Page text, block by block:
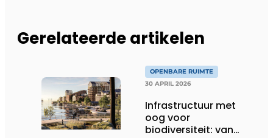
Gerelateerde artikelen
OPENBARE RUIMTE
30 APRIL 2026
Infrastructuur met
oog voor
biodiversiteit: van